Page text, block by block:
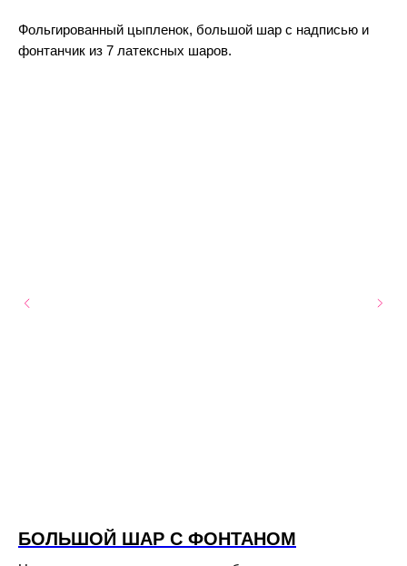
Фольгированный цыпленок, большой шар с надписью и
фонтанчик из 7 латексных шаров.
БОЛЬШОЙ ШАР С ФОНТАНОМ